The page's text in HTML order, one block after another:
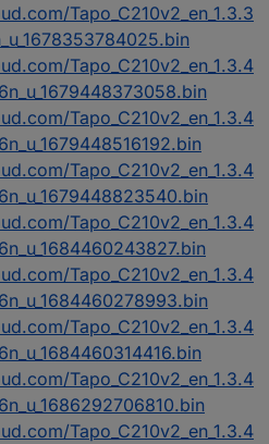
Tapo_C210v2_en_1.3.3
Tapo_C210v2_en_1.3.4
Tapo_C210v2_en_1.3.4
Tapo_C210v2_en_1.3.4
Tapo_C210v2_en_1.3.4
Tapo_C210v2_en_1.3.4
Tapo_C210v2_en_1.3.4
Tapo_C210v2_en_1.3.4
Tapo_C210v2_en_1.3.4